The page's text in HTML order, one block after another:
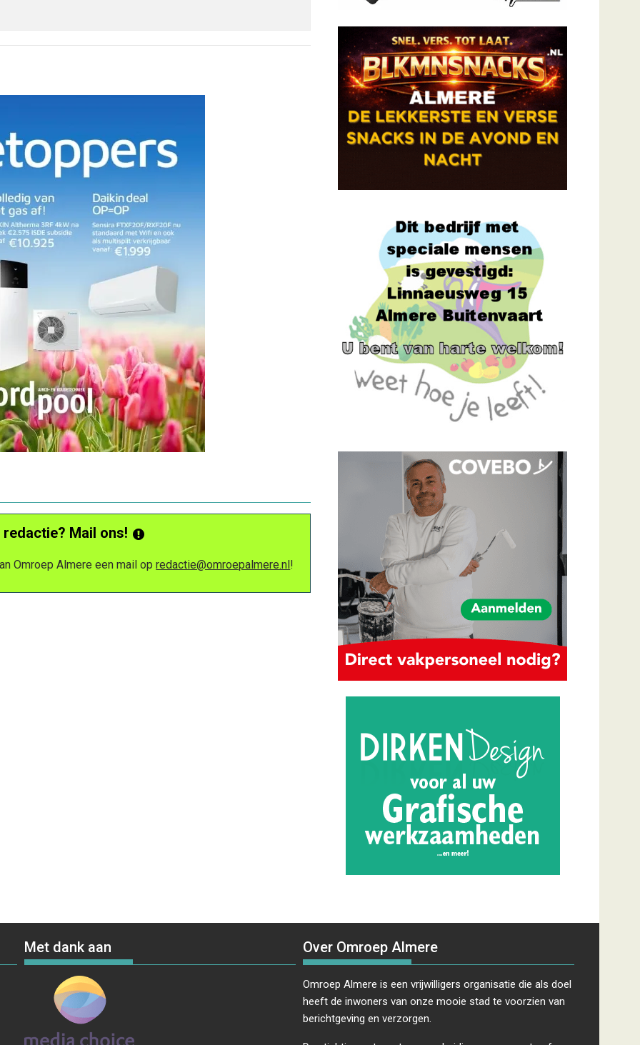
Mail ons!
Omroep Almere een mail opredactie@omroepalmere.nl !
Met dank aan Over Omroep Almere
Omroep Almere is een vrijwilligers organisatie die als doel
heeft de inwoners van onze mooie stad te voorzien van
berichtgeving en verzorgen.